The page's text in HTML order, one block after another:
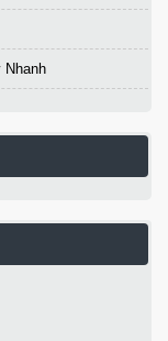
Nhanh